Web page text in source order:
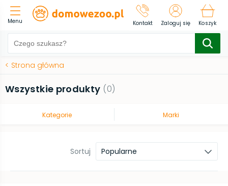
Menu Kontakt Zaloguj się Koszyk
< Strona główna
Wszystkie produkty (0)
Kategorie Marki
Sortuj Popularne